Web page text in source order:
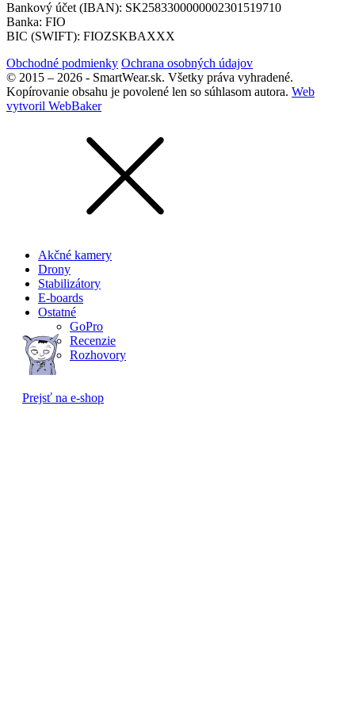
Bankový účet (IBAN): SK2583300000002301519710
Banka: FIO
BIC (SWIFT): FIOZSKBAXXX
Obchodné podmienky Ochrana osobných údajov
© 2015 – 2026 - SmartWear.sk. Všetky práva vyhradené.
Kopírovanie obsahu je povolené len so súhlasom autora. Web
vytvoril WebBaker
Akčné kamery
Drony
Stabilizátory
E-boards
Ostatné
GoPro
Recenzie
Rozhovory
Prejsť na e-shop